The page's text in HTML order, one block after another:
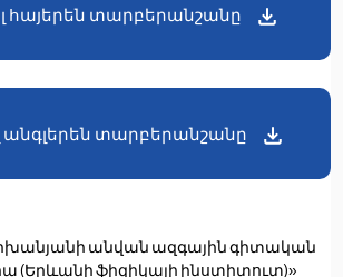
հայերեն տարբերանշանը
անգլերեն տարբերանշանը
անվան ազգային գիտական
(Երևանի ֆիզիկայի ինստիտուտ)»